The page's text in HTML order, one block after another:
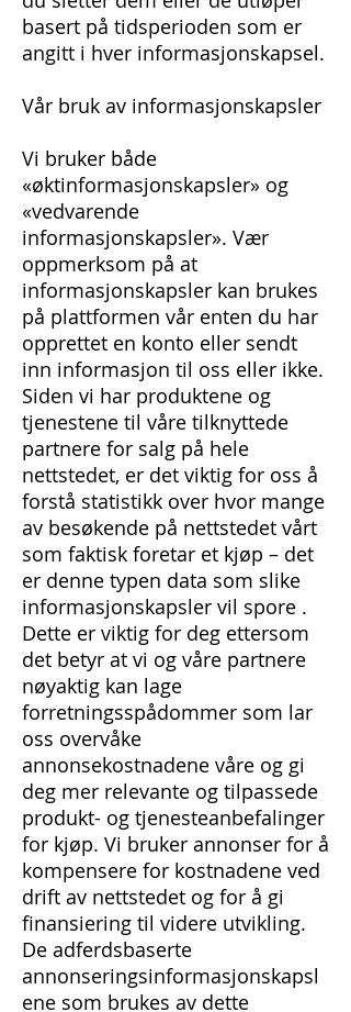
basert på tidsperioden som er
angitt i hver informasjonskapsel.
Vår bruk av informasjonskapsler
Vi bruker både
«øktinformasjonskapsler» og
«vedvarende
informasjonskapsler». Vær
oppmerksom på at
informasjonskapsler kan brukes
på plattformen vår enten du har
opprettet en konto eller sendt
inn informasjon til oss eller ikke.
Siden vi har produktene og
tjenestene til våre tilknyttede
partnere for salg på hele
nettstedet, er det viktig for oss å
forstå statistikk over hvor mange
av besøkende på nettstedet vårt
som faktisk foretar et kjøp – det
er denne typen data som slike
informasjonskapsler vil spore .
Dette er viktig for deg ettersom
det betyr at vi og våre partnere
nøyaktig kan lage
forretningsspådommer som lar
oss overvåke
annonsekostnadene våre og gi
deg mer relevante og tilpassede
produkt- og tjenesteanbefalinger
for kjøp. Vi bruker annonser for å
kompensere for kostnadene ved
drift av nettstedet og for å gi
finansiering til videre utvikling.
De adferdsbaserte
annonseringsinformasjonskapsl
ene som brukes av dette